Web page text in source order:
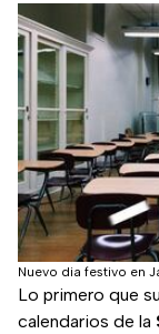
Nuevo dia festivo en
Lo primero que
calendarios de la